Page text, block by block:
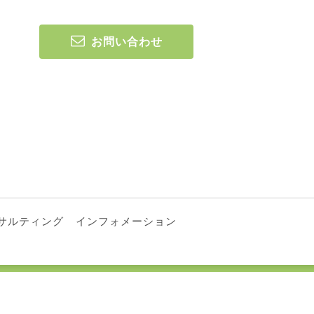
お問い合わせ
ルティング インフォメーション